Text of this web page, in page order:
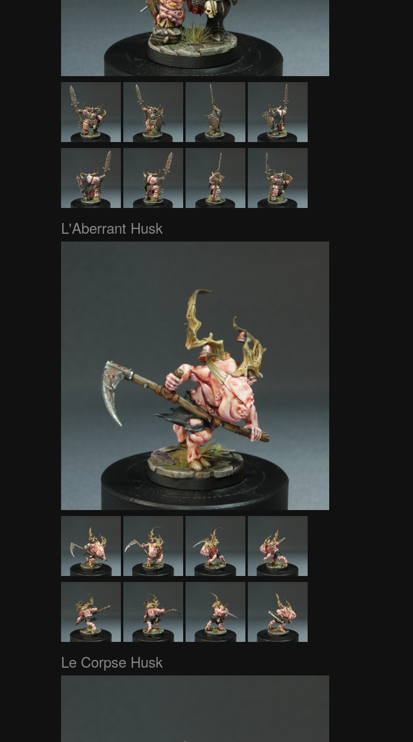
L'Aberrant Husk
Le Corpse Husk